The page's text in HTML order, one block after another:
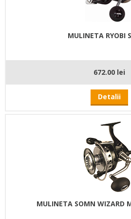
MULINETA RYOBI
672.00 lei
Detalii
MULINETA SOMN WIZARD